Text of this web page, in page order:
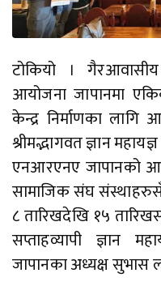
टोकियो ।
आयोजना जापानमा
केन्द्र निर्माणका लागि
श्रीमद्भागवत ज्ञान
एनआरएनए जापानको
सामाजिक संघ
८ तारिखदेखि १५
सप्ताहव्यापी ज्ञान
जापानका अध्यक्ष सुभास